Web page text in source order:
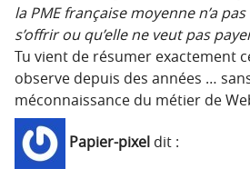
la PME française moyenne n’a
s’offrir ou qu’elle ne veut pas
Tu vient de résumer exactement
observe depuis des années …
méconnaissance du métier de
Papier-pixel dit :